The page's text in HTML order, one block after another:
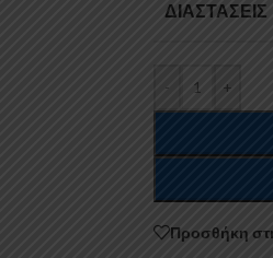
ΔΙΑΣΤΆΣΕΙΣ
- +
Προσθήκη